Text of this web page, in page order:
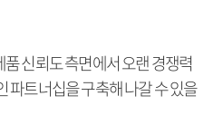
신뢰도 측면에서 오랜 경쟁력
파트너십을 구축해 나갈 수 있을